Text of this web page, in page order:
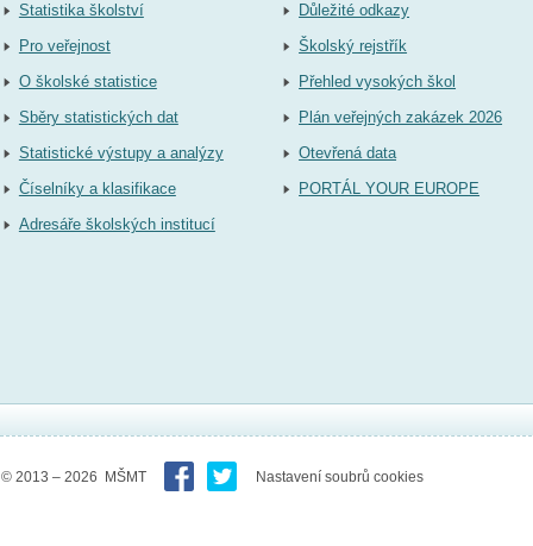
Statistika školství
Pro veřejnost
O školské statistice
Sběry statistických dat
Statistické výstupy a analýzy
Číselníky a klasifikace
Adresáře školských institucí
Důležité odkazy
Školský rejstřík
Přehled vysokých škol
Plán veřejných zakázek 2026
Otevřená data
PORTÁL YOUR EUROPE
© 2013 – 2026 MŠMT Nastavení soubrů cookies